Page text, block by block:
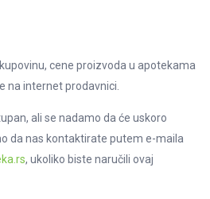
cene proizvoda u apotekama
na internet prodavnici.
ali se nadamo da će uskoro
da nas kontaktirate putem e-maila
, ukoliko biste naručili ovaj